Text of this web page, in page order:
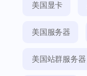
美国显卡
美国服务器
美国站群服务器